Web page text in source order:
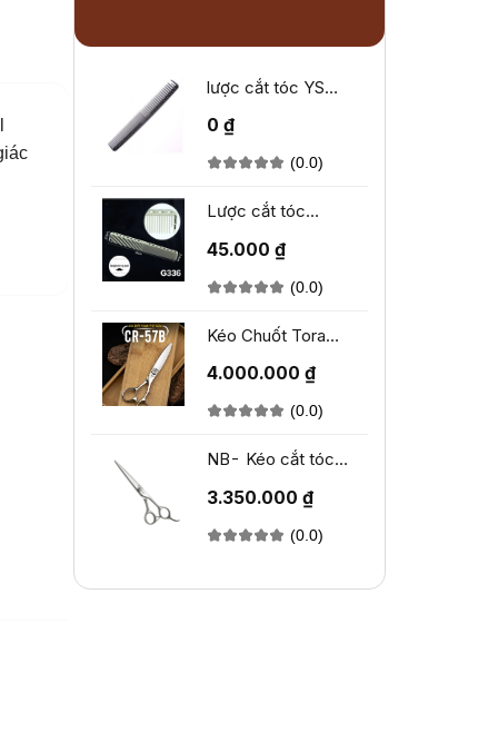
lược cắt tóc YS
0 ₫
(0.0)
Lược cắt tóc
45.000 ₫
(0.0)
Kéo Chuốt Tora
4.000.000 ₫
(0.0)
NB- Kéo cắt tóc
3.350.000 ₫
(0.0)